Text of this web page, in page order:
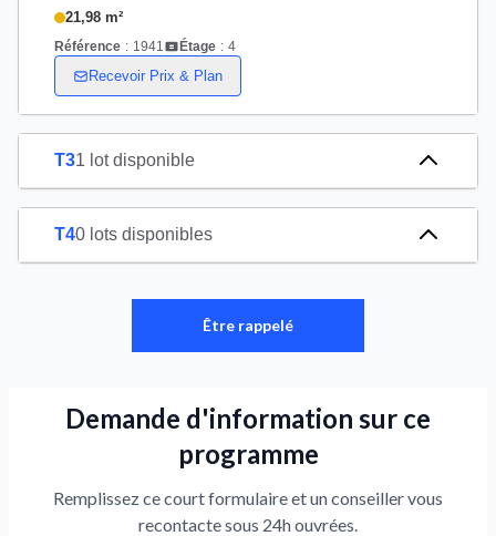
21,98 m²
Référence : 1941 Étage : 4
Recevoir Prix & Plan
T31 lot disponible
T40 lots disponibles
Être rappelé
Demande d'information sur ce
programme
Remplissez ce court formulaire et un conseiller vous
recontacte sous 24h ouvrées.